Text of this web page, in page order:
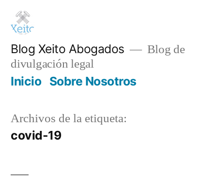
Saltar
contenido
Blog Xeito Abogados
Blog de
divulgación legal
Inicio Sobre Nosotros
Archivos de la etiqueta:
covid-19